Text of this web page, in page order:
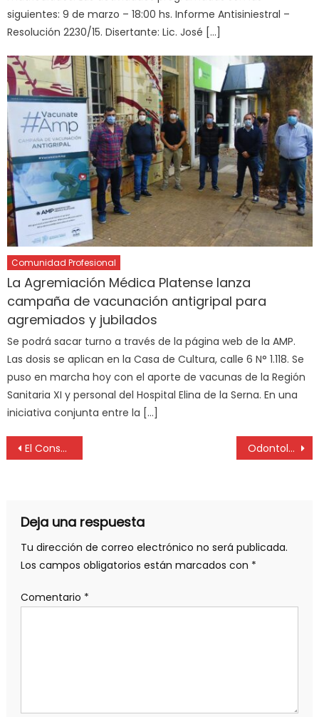
siguientes: 9 de marzo – 18:00 hs. Informe Antisiniestral –
Resolución 2230/15. Disertante: Lic. José […]
Comunidad Profesional
La Agremiación Médica Platense lanza
campaña de vacunación antigripal para
agremiados y jubilados
Se podrá sacar turno a través de la página web de la AMP.
Las dosis se aplican en la Casa de Cultura, calle 6 N° 1.118. Se
puso en marcha hoy con el aporte de vacunas de la Región
Sanitaria XI y personal del Hospital Elina de la Serna. En una
iniciativa conjunta entre la […]
El Consejo Federal de Profesionales de la Higiene y Seguridad rechaza la desregulación del ejercicio profesional Odontología de la UNLP es la primera en América en tener la carrera Endo Restauradora
Deja una respuesta
Tu dirección de correo electrónico no será publicada.
Los campos obligatorios están marcados con *
Comentario *